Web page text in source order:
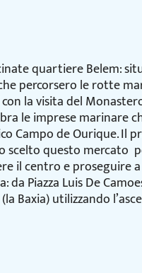
quartiere Belem:
percorsero le rotte
la visita del
le imprese marinare
Campo de Ourique. Il
scelto questo mercato
il centro e proseguire
Piazza Luis De
Baxia) utilizzando